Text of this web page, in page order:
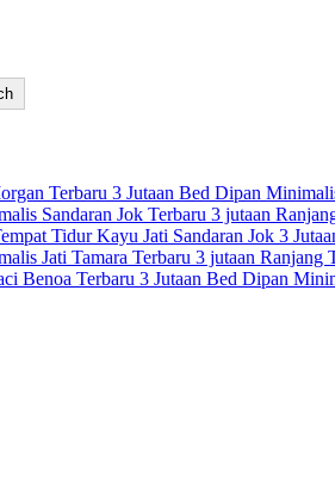
Bed Dipan
Ranjang
Bed Dipan